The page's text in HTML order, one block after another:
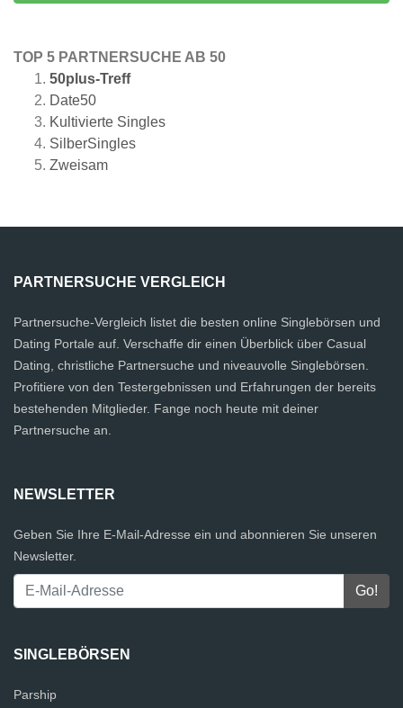
TOP 5 PARTNERSUCHE AB 50
50plus-Treff
Date50
Kultivierte Singles
SilberSingles
Zweisam
PARTNERSUCHE VERGLEICH
Partnersuche-Vergleich listet die besten online Singlebörsen und
Dating Portale auf. Verschaffe dir einen Überblick über Casual
Dating, christliche Partnersuche und niveauvolle Singlebörsen.
Profitiere von den Testergebnissen und Erfahrungen der bereits
bestehenden Mitglieder. Fange noch heute mit deiner
Partnersuche an.
NEWSLETTER
Geben Sie Ihre E-Mail-Adresse ein und abonnieren Sie unseren
Newsletter.
SINGLEBÖRSEN
Parship